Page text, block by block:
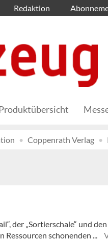
Redaktion
Coppenrath Verlag
der „Sortierschale“ und
Ressourcen schonenden ...